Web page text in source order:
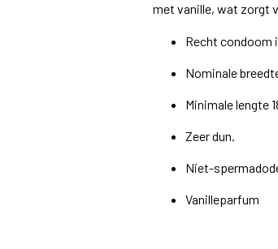
met vanille, wat zorgt
Recht condoom
Nominale
Minimale lengte
Zeer dun.
Niet-
Vanilleparfum